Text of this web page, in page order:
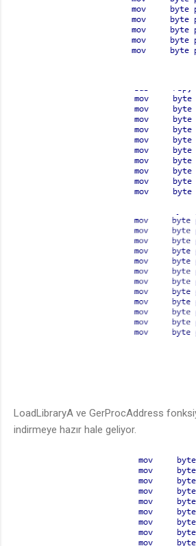
LoadLibraryA ve GerProcAddress
indirmeye hazır hale geliyor.